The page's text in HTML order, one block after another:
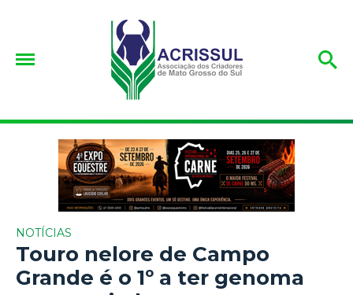
NOTÍCIAS
Touro nelore de Campo
Grande é o 1º a ter genoma